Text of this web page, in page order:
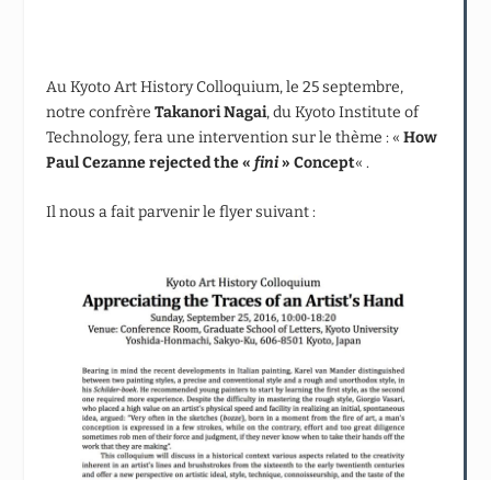
Au Kyoto Art History Colloquium, le 25 septembre,
notre confrèreTakanori Nagai, du Kyoto Institute of
Technology, fera une intervention sur le thème : «How
Paul Cezanne rejected the «fini» Concept« .
Il nous a fait parvenir le flyer suivant :